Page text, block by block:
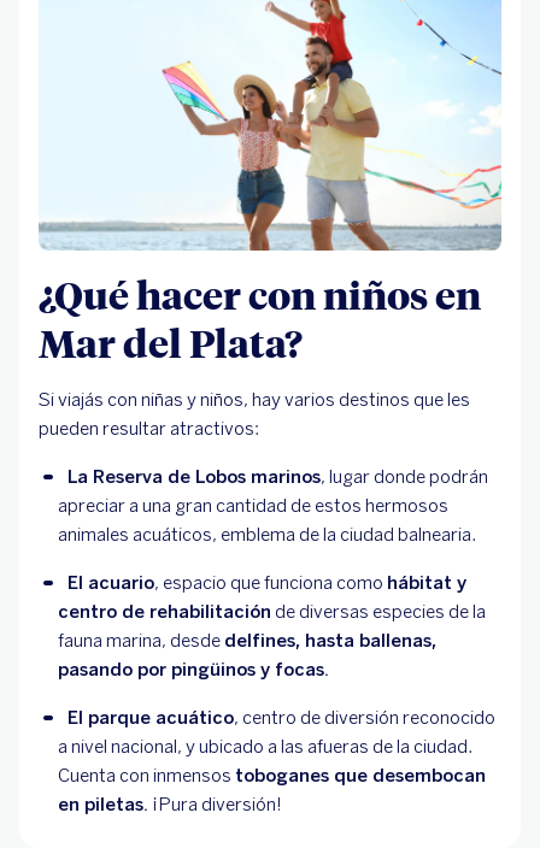
¿Qué hacer con niños en
Mar del Plata?
Si viajás con niñas y niños, hay varios destinos que les
pueden resultar atractivos:
La Reserva de Lobos marinos, lugar donde podrán
apreciar a una gran cantidad de estos hermosos
animales acuáticos, emblema de la ciudad balnearia.
El acuario, espacio que funciona como hábitat y
centro de rehabilitación de diversas especies de la
fauna marina, desde delfines, hasta ballenas,
pasando por pingüinos y focas.
El parque acuático, centro de diversión reconocido
a nivel nacional, y ubicado a las afueras de la ciudad.
Cuenta con inmensos toboganes que desembocan
en piletas. ¡Pura diversión!